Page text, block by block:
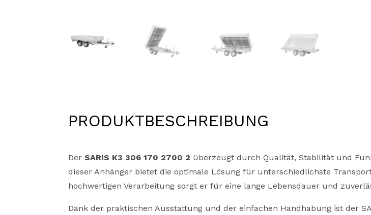
PRODUKTBESCHREIBUNG
DerSARIS K3 306 170 2700 2 überzeugt durch Qualität, Stabilität und
dieser Anhänger bietet die optimale Lösung für unterschiedlichste
hochwertigen Verarbeitung sorgt er für eine lange Lebensdauer und
Dank der praktischen Ausstattung und der einfachen Handhabung ist der